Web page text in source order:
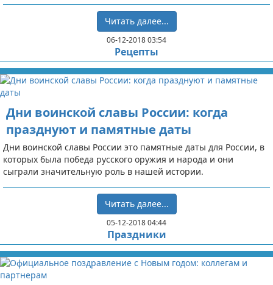
Читать далее...
06-12-2018 03:54
Рецепты
Дни воинской славы России: когда
празднуют и памятные даты
Дни воинской славы России это памятные даты для России, в
которых была победа русского оружия и народа и они
сыграли значительную роль в нашей истории.
Читать далее...
05-12-2018 04:44
Праздники